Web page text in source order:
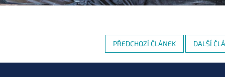
PŘEDCHOZÍ ČLÁNEK DALŠÍ